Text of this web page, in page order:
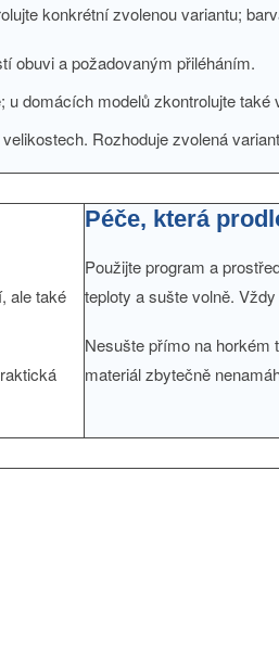
konkrétní zvolenou variantu;
obuvi a požadovaným přiléháním.
domácích modelů zkontrolujte také
Rozhoduje zvolená
ale také
Péče, která
Použijte program a
teploty a sušte volně.
Nesušte přímo na horkém
materiál zbytečně